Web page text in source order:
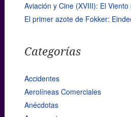
Aviación y Cine (XVIII): El
El primer azote de Fokker:
Categorías
Accidentes
Aerolíneas Comerciales
Anécdotas